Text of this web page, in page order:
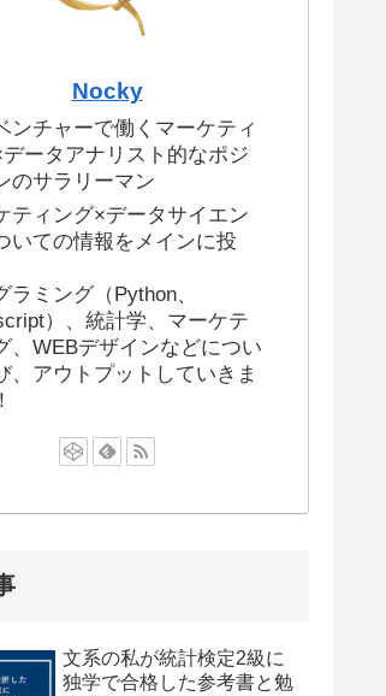
Nocky
ンチャーで働くマーケティ
データアナリスト的なポジ
のサラリーマン
ティング×データサイエン
いての情報をメインに投
ラミング（Python、
）、統計学、マーケテ
、WEBデザインなどについ
、アウトプットしていきま
文系の私が統計検定2級に
独学で合格した参考書と勉